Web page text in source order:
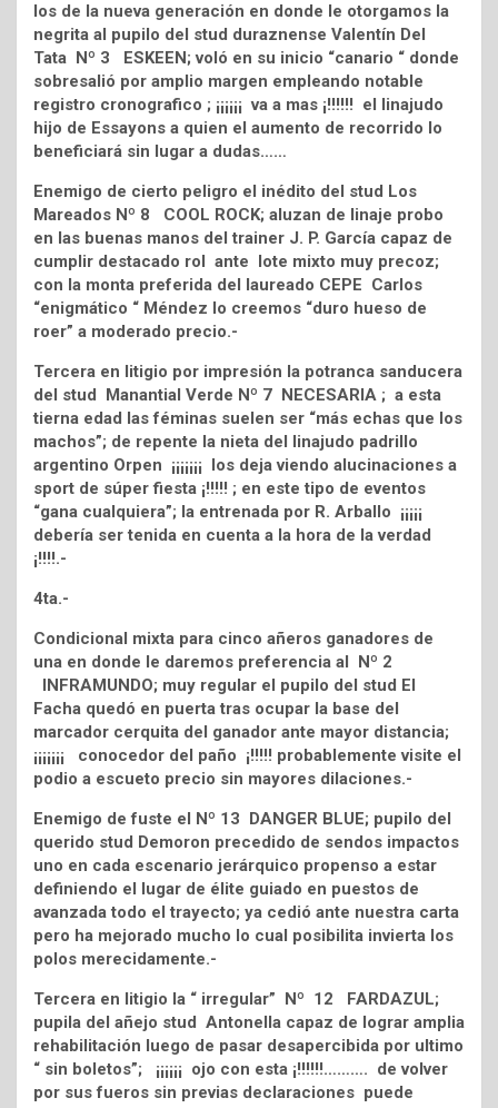
los de la nueva generación en donde le otorgamos la
negrita al pupilo del stud duraznense Valentín Del
Tata Nº 3 ESKEEN; voló en su inicio “canario “ donde
sobresalió por amplio margen empleando notable
registro cronografico ; ¡¡¡¡¡¡ va a mas ¡!!!!!! el linajudo
hijo de Essayons a quien el aumento de recorrido lo
beneficiará sin lugar a dudas……
Enemigo de cierto peligro el inédito del stud Los
Mareados Nº 8 COOL ROCK; aluzan de linaje probo
en las buenas manos del trainer J. P. García capaz de
cumplir destacado rol ante lote mixto muy precoz;
con la monta preferida del laureado CEPE Carlos
“enigmático “ Méndez lo creemos “duro hueso de
roer” a moderado precio.-
Tercera en litigio por impresión la potranca sanducera
del stud Manantial Verde Nº 7 NECESARIA ; a esta
tierna edad las féminas suelen ser “más echas que los
machos”; de repente la nieta del linajudo padrillo
argentino Orpen ¡¡¡¡¡¡¡ los deja viendo alucinaciones a
sport de súper fiesta ¡!!!!! ; en este tipo de eventos
“gana cualquiera”; la entrenada por R. Arballo ¡¡¡¡¡
debería ser tenida en cuenta a la hora de la verdad
¡!!!!.-
4ta.-
Condicional mixta para cinco añeros ganadores de
una en donde le daremos preferencia al Nº 2
INFRAMUNDO; muy regular el pupilo del stud El
Facha quedó en puerta tras ocupar la base del
marcador cerquita del ganador ante mayor distancia;
¡¡¡¡¡¡¡ conocedor del paño ¡!!!!! probablemente visite el
podio a escueto precio sin mayores dilaciones.-
Enemigo de fuste el Nº 13 DANGER BLUE; pupilo del
querido stud Demoron precedido de sendos impactos
uno en cada escenario jerárquico propenso a estar
definiendo el lugar de élite guiado en puestos de
avanzada todo el trayecto; ya cedió ante nuestra carta
pero ha mejorado mucho lo cual posibilita invierta los
polos merecidamente.-
Tercera en litigio la “ irregular” Nº 12 FARDAZUL;
pupila del añejo stud Antonella capaz de lograr amplia
rehabilitación luego de pasar desapercibida por ultimo
“ sin boletos”; ¡¡¡¡¡¡ ojo con esta ¡!!!!!!………. de volver
por sus fueros sin previas declaraciones puede